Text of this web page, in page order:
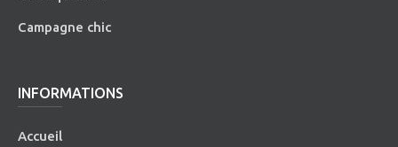
Campagne chic
INFORMATIONS
Accueil